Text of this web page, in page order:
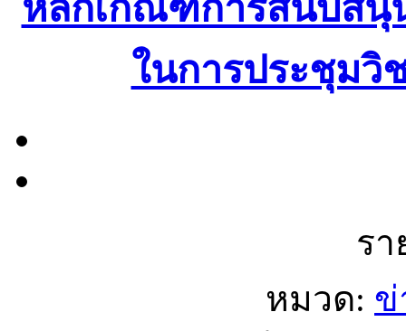
หลักเกณฑ์การสนับสนุ
ในการประชุมวิ
รา
หมวด: ข่